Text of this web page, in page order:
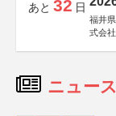
あと 32 日
福井
式会社
ニュース